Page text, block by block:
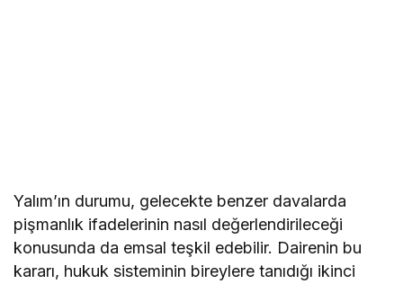
Yalım’ın durumu, gelecekte benzer davalarda
pişmanlık ifadelerinin nasıl değerlendirileceği
konusunda da emsal teşkil edebilir. Dairenin bu
kararı, hukuk sisteminin bireylere tanıdığı ikinci